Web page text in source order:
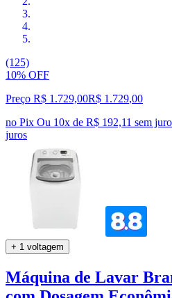
(125)
10% OFF
Preço R$ 1.729,00R$ 1.729,00
no Pix Ou 10x de R$ 192,11 sem
juros
+ 1 voltagem
Máquina de Lavar